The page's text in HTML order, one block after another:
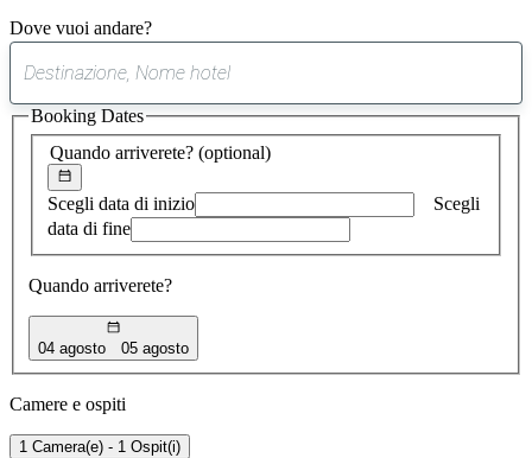
Dove vuoi andare?
suggerimento
trovato
Quando arriverete? (optional)
Scegli data di inizio
Scegli
data di fine
Quando arriverete?
04 agosto 05 agosto
Booking Dates
Camere e ospiti
1 Camera(e) - 1 Ospit(i)